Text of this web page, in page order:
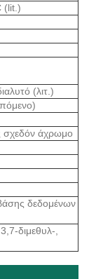
(lit.)
(λιτ.)
σχεδόν άχρωμο
δεδομένων
διμεθυλ-,